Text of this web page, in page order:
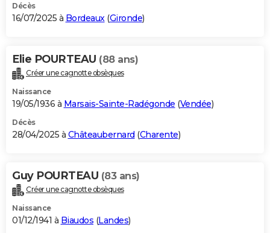
S'inscrire
Se connecter
Lycées
Collèges
Primaires
Universités
Entreprises
Service militaire
Avis de recherche
AVIS DE DÉCÈS
Bricolage
Lifestyle
Culture
Sport
Auto
Television
Voyage
Cinema
Décès
16/07/2025 à Bordeaux(Gironde)
Elie POURTEAU (88 ans)
Créer une cagnotte obsèques
Naissance
19/05/1936 à Marsais-Sainte-Radégonde (Vendée)
Décès
28/04/2025 à Châteaubernard (Charente)
Guy POURTEAU (83 ans)
Créer une cagnotte obsèques
Naissance
01/12/1941 à Biaudos (Landes)